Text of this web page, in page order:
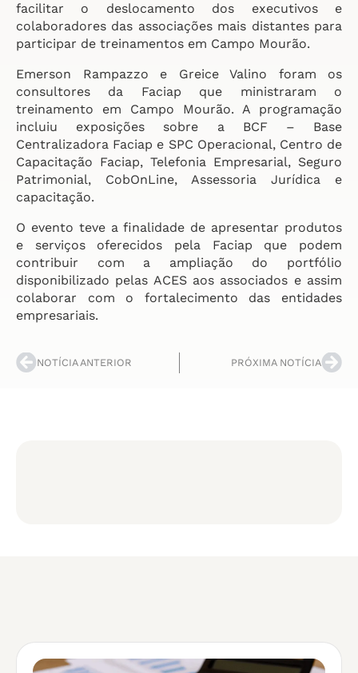
facilitar o deslocamento dos executivos e
colaboradores das associações mais distantes para
participar de treinamentos em Campo Mourão.
Emerson Rampazzo e Greice Valino foram os
consultores da Faciap que ministraram o
treinamento em Campo Mourão. A programação
incluiu exposições sobre a BCF – Base
Centralizadora Faciap e SPC Operacional, Centro de
Capacitação Faciap, Telefonia Empresarial, Seguro
Patrimonial, CobOnLine, Assessoria Jurídica e
capacitação.
O evento teve a finalidade de apresentar produtos
e serviços oferecidos pela Faciap que podem
contribuir com a ampliação do portfólio
disponibilizado pelas ACES aos associados e assim
colaborar com o fortalecimento das entidades
empresariais.
NOTÍCIA ANTERIOR PRÓXIMA NOTÍCIA